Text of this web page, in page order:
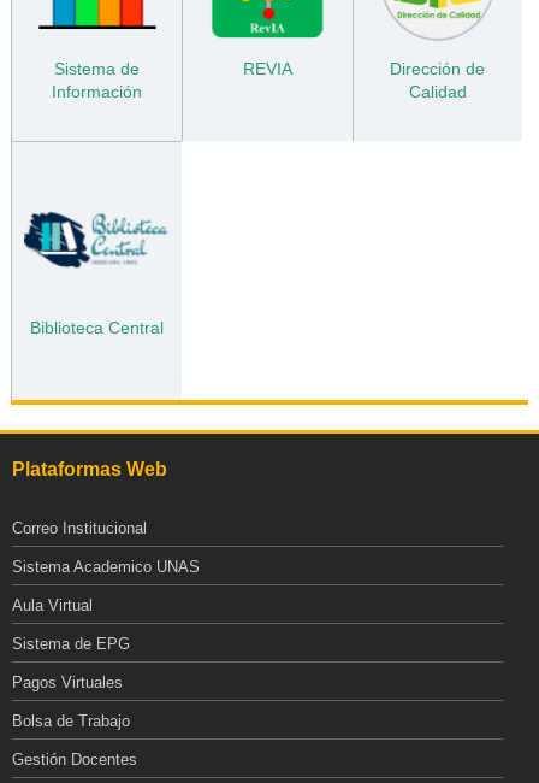
Sistema de
Información
REVIA
Dirección de
Calidad
Biblioteca Central
Plataformas Web
Correo Institucional
Sistema Academico UNAS
Aula Virtual
Sistema de EPG
Pagos Virtuales
Bolsa de Trabajo
Gestión Docentes